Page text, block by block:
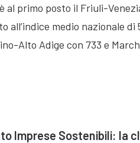
è al primo posto il Friuli-
all’indice medio nazionale di
Alto Adige con 733 e
Imprese Sostenibili: la